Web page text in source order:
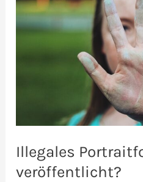
Illegales
veröffentlicht?